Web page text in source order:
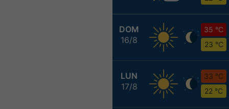
DOM
16/8
35 °C
23 °C
LUN
17/8
33 °C
22 °C